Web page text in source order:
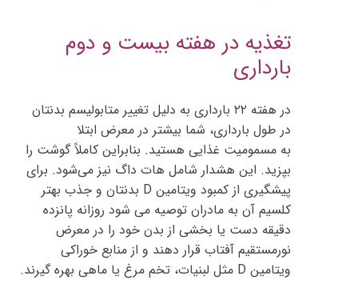
تغذیه در هفته بیست و دوم
بارداری
در هفته ۲۲ بارداری به دلیل تغییر متابولیسم بدنتان
در طول بارداری، شما بیشتر در معرض ابتلا
به مسمومیت غذایی هستید. بنابراین کاملاً گوشت را
بپزید. این هشدار شامل هات داگ نیز می‌شود. برای
پیشگیری از کمبود ویتامین D بدنتان و جذب بهتر
کلسیم آن به مادران توصیه می شود روزانه پانزده
دقیقه دست یا بخشی از بدن خود را در معرض
نورمستقیم آفتاب قرار دهند و از منابع خوراکی
ویتامین D مثل لبنیات، تخم مرغ یا ماهی بهره گیرند.